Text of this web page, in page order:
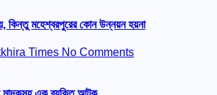
কিন্তু মহেশ্বরপুরের কোন উন্নয়ন হয়না
Times No Comments